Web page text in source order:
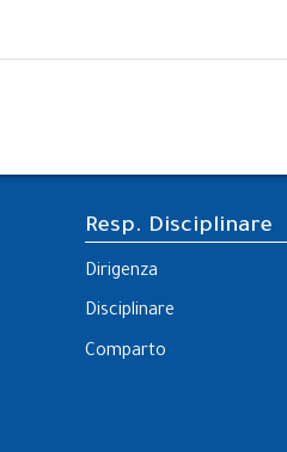
Resp. Disciplinare
Dirigenza
Disciplinare
Comparto